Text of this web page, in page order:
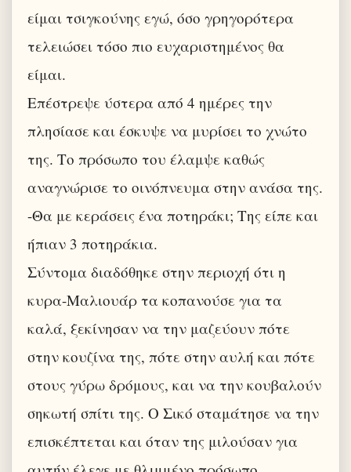
είμαι τσιγκούνης εγώ, όσο γρηγορότερα
τελειώσει τόσο πιο ευχαριστημένος θα
είμαι.
Επέστρεψε ύστερα από 4 ημέρες την
πλησίασε και έσκυψε να μυρίσει το χνώτο
της. Το πρόσωπο του έλαμψε καθώς
αναγνώρισε το οινόπνευμα στην ανάσα της.
-Θα με κεράσεις ένα ποτηράκι; Της είπε και
ήπιαν 3 ποτηράκια.
Σύντομα διαδόθηκε στην περιοχή ότι η
κυρα-Μαλιουάρ τα κοπανούσε για τα
καλά, ξεκίνησαν να την μαζεύουν πότε
στην κουζίνα της, πότε στην αυλή και πότε
στους γύρω δρόμους, και να την κουβαλούν
σηκωτή σπίτι της. Ο Σικό σταμάτησε να την
επισκέπτεται και όταν της μιλούσαν για